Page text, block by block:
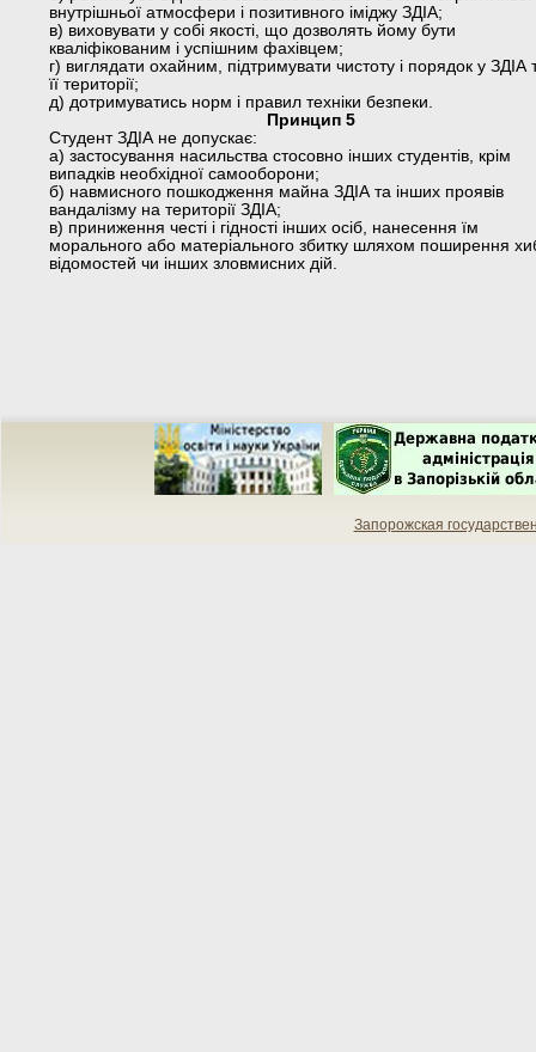
внутрішньої атмосфери і позитивного іміджу ЗДІА;
в) виховувати у собі якості, що дозволять йому бути
кваліфікованим і успішним фахівцем;
г) виглядати охайним, підтримувати чистоту і порядок у ЗДІА
її території;
д) дотримуватись норм і правил техніки безпеки.
Принцип 5
Студент ЗДІА не допускає:
а) застосування насильства стосовно інших студентів, крім
випадків необхідної самооборони;
б) навмисного пошкодження майна ЗДІА та інших проявів
вандалізму на території ЗДІА;
в) приниження честі і гідності інших осіб, нанесення їм
морального або матеріального збитку шляхом поширення
відомостей чи інших зловмисних дій.
Запорожская